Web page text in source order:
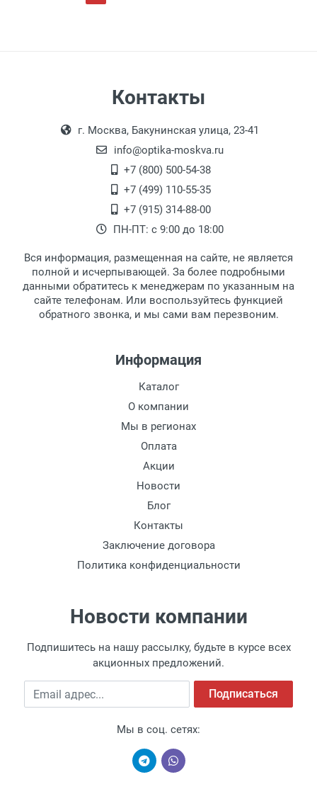
Контакты
г. Москва, Бакунинская улица, 23-41
info@optika-moskva.ru
+7 (800) 500-54-38
+7 (499) 110-55-35
+7 (915) 314-88-00
ПН-ПТ: с 9:00 до 18:00
Вся информация, размещенная на сайте, не является
полной и исчерпывающей. За более подробными
данными обратитесь к менеджерам по указанным на
сайте телефонам. Или воспользуйтесь функцией
обратного звонка, и мы сами вам перезвоним.
Информация
Каталог
О компании
Мы в регионах
Оплата
Акции
Новости
Блог
Контакты
Заключение договора
Политика конфиденциальности
Новости компании
Подпишитесь на нашу рассылку, будьте в курсе всех
акционных предложений.
Email адрес Подписаться
Мы в соц. сетях: